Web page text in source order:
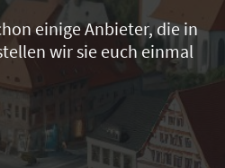
einige Anbieter, die in
wir sie euch einmal